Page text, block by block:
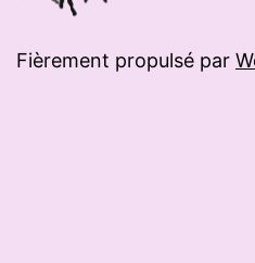
Fièrement propulsé par